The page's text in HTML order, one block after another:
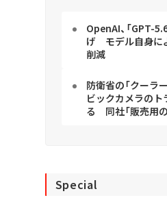
OpenAI、「GPT-
げ モデル自身に
削減
防衛省の「クーラ
ビックカメラの
る 同社「販売用
Special